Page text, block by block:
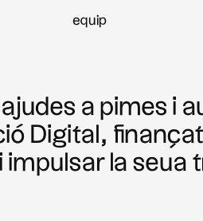
equip
a pimes i
Digital,
impulsar la